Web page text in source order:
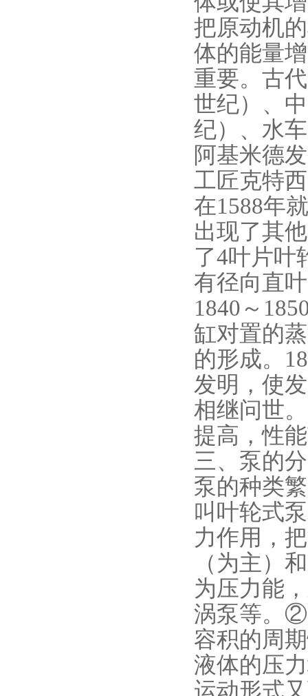
把原动机
体的能量
重要。古
世纪）、
纪）、水
阿基米德
工匠克特
在1588年
出现了其
了4叶片叶
有径向直
1840～
缸对置的
的形成。
发明，使
相继问世
提高，性
三、泵的
泵的种类
叫叶轮式
力作用，
（为主）
为压力能
涡泵等。②
容积的周
液体的压
运动形式